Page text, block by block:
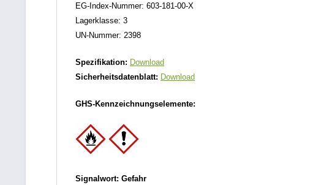
EG-Index-Nummer: 603-181-00-X
Lagerklasse: 3
UN-Nummer: 2398
Spezifikation: Download
Sicherheitsdatenblatt: Download
GHS-Kennzeichnungselemente:
Signalwort: Gefahr